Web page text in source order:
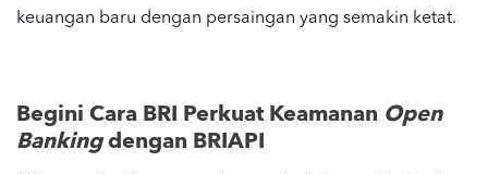
keuangan baru dengan persaingan yang semakin ketat.
Begini Cara BRI Perkuat Keamanan Open
Bankingdengan BRIAPI